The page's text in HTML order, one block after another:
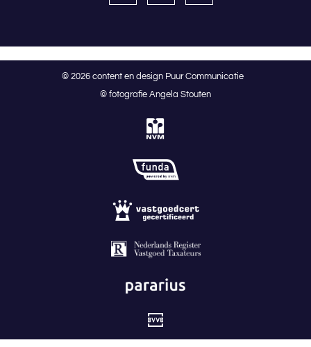
© 2026 content en design Puur Communicatie
© fotografie Angela Stouten